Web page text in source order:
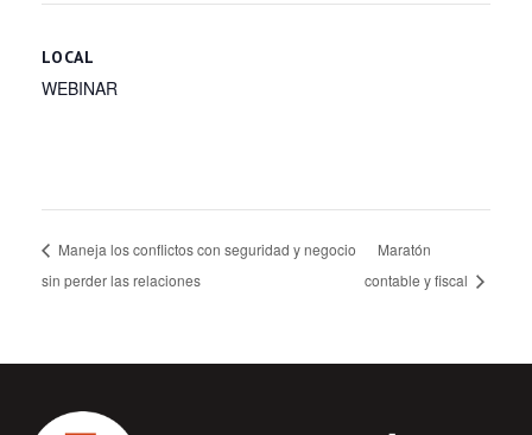
LOCAL
WEBINAR
Maneja los conflictos con seguridad y negocio
sin perder las relaciones
Maratón
contable y fiscal